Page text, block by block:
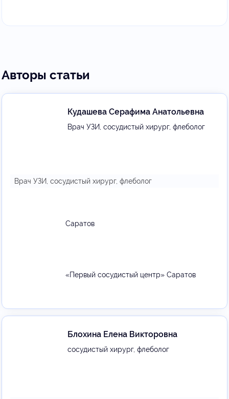
Авторы статьи
Кудашева Серафима Анатольевна
Врач УЗИ, сосудистый хирург, флеболог
Врач УЗИ, сосудистый хирург, флеболог
Саратов
«Первый сосудистый центр» Саратов
Блохина Елена Викторовна
сосудистый хирург, флеболог